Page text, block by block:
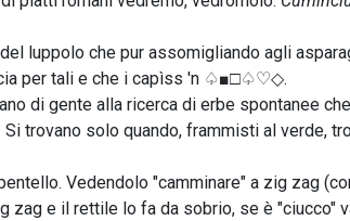
luppolo che pur assomigliando agli
per tali e che i capìss 'n ♤■□♤♡◇.
di gente alla ricerca di erbe spontanee
trovano solo quando, frammisti al verde,
Vedendolo "camminare" a zig zag
zag e il rettile lo fa da sobrio, se è "ciucco"